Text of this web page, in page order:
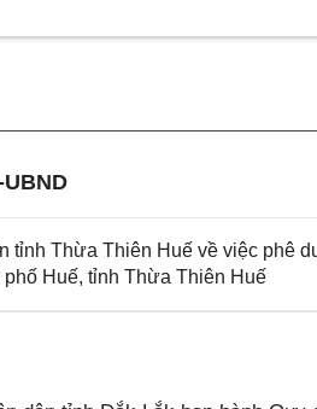
Thừa Thiên Huế về việc phê
Huế, tỉnh Thừa Thiên Huế